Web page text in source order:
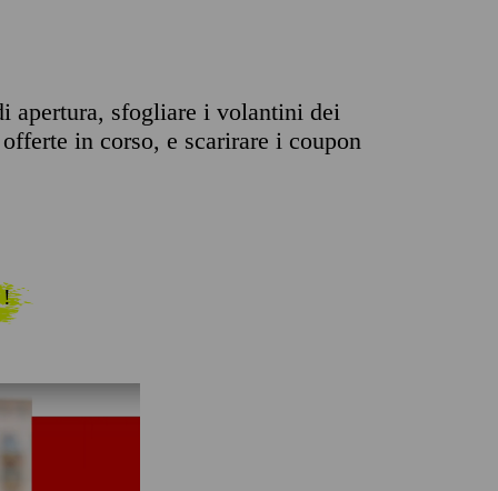
apertura, sfogliare i volantini dei
in corso, e scarirare i coupon
!